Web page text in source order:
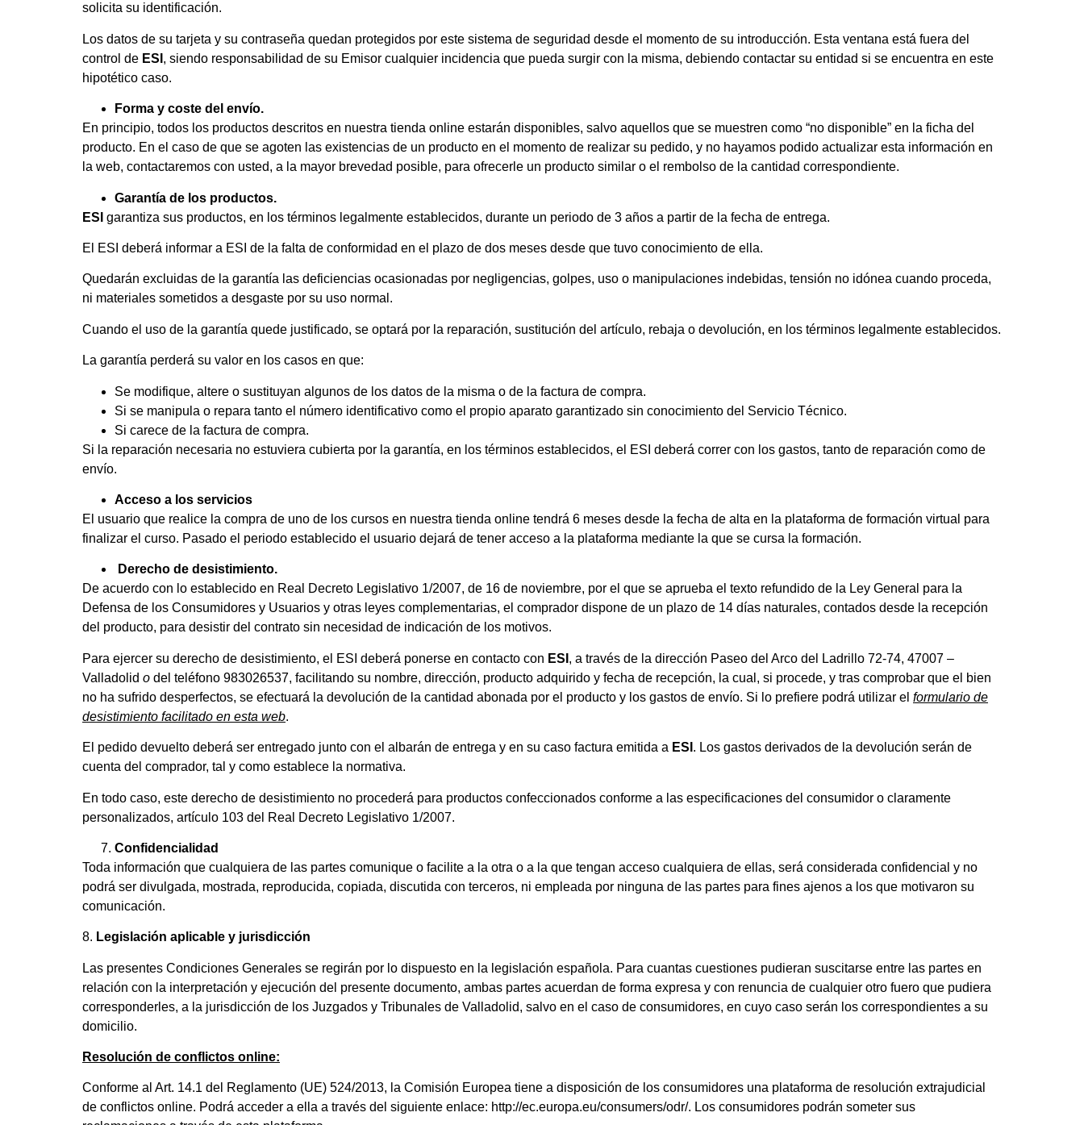
solicita su identificación.
Los datos de su tarjeta y su contraseña quedan protegidos por este sistema de seguridad desde el momento de su introducción. Esta ventana está fuera del
control de ESI , siendo responsabilidad de su Emisor cualquier incidencia que pueda surgir con la misma, debiendo contactar su entidad si se encuentra en este
hipotético caso.
Forma y coste del envío.
En principio, todos los productos descritos en nuestra tienda online estarán disponibles, salvo aquellos que se muestren como “no disponible” en la ficha del
producto. En el caso de que se agoten las existencias de un producto en el momento de realizar su pedido, y no hayamos podido actualizar esta información en
la web, contactaremos con usted, a la mayor brevedad posible, para ofrecerle un producto similar o el rembolso de la cantidad correspondiente.
Garantía de los productos.
ESI garantiza sus productos, en los términos legalmente establecidos, durante un periodo de 3 años a partir de la fecha de entrega.
El ESI deberá informar a ESI de la falta de conformidad en el plazo de dos meses desde que tuvo conocimiento de ella.
Quedarán excluidas de la garantía las deficiencias ocasionadas por negligencias, golpes, uso o manipulaciones indebidas, tensión no idónea cuando proceda,
ni materiales sometidos a desgaste por su uso normal.
Cuando el uso de la garantía quede justificado, se optará por la reparación, sustitución del artículo, rebaja o devolución, en los términos legalmente establecidos.
La garantía perderá su valor en los casos en que:
Se modifique, altere o sustituyan algunos de los datos de la misma o de la factura de compra.
Si se manipula o repara tanto el número identificativo como el propio aparato garantizado sin conocimiento del Servicio Técnico.
Si carece de la factura de compra.
Si la reparación necesaria no estuviera cubierta por la garantía, en los términos establecidos, el ESI deberá correr con los gastos, tanto de reparación como de
envío.
Acceso a los servicios
El usuario que realice la compra de uno de los cursos en nuestra tienda online tendrá 6 meses desde la fecha de alta en la plataforma de formación virtual para
finalizar el curso. Pasado el periodo establecido el usuario dejará de tener acceso a la plataforma mediante la que se cursa la formación.
Derecho de desistimiento.
De acuerdo con lo establecido en Real Decreto Legislativo 1/2007, de 16 de noviembre, por el que se aprueba el texto refundido de la Ley General para la
Defensa de los Consumidores y Usuarios y otras leyes complementarias, el comprador dispone de un plazo de 14 días naturales, contados desde la recepción
del producto, para desistir del contrato sin necesidad de indicación de los motivos.
Para ejercer su derecho de desistimiento, el ESI deberá ponerse en contacto con ESI , a través de la dirección Paseo del Arco del Ladrillo 72-74, 47007 –
Valladolid o del teléfono 983026537, facilitando su nombre, dirección, producto adquirido y fecha de recepción, la cual, si procede, y tras comprobar que el bien
no ha sufrido desperfectos, se efectuará la devolución de la cantidad abonada por el producto y los gastos de envío. Si lo prefiere podrá utilizar el formulario de
desistimiento facilitado en esta web.
El pedido devuelto deberá ser entregado junto con el albarán de entrega y en su caso factura emitida a ESI . Los gastos derivados de la devolución serán de
cuenta del comprador, tal y como establece la normativa.
En todo caso, este derecho de desistimiento no procederá para productos confeccionados conforme a las especificaciones del consumidor o claramente
personalizados, artículo 103 del Real Decreto Legislativo 1/2007.
Confidencialidad
Toda información que cualquiera de las partes comunique o facilite a la otra o a la que tengan acceso cualquiera de ellas, será considerada confidencial y no
podrá ser divulgada, mostrada, reproducida, copiada, discutida con terceros, ni empleada por ninguna de las partes para fines ajenos a los que motivaron su
comunicación.
8. Legislación aplicable y jurisdicción
Las presentes Condiciones Generales se regirán por lo dispuesto en la legislación española. Para cuantas cuestiones pudieran suscitarse entre las partes en
relación con la interpretación y ejecución del presente documento, ambas partes acuerdan de forma expresa y con renuncia de cualquier otro fuero que pudiera
corresponderles, a la jurisdicción de los Juzgados y Tribunales de Valladolid, salvo en el caso de consumidores, en cuyo caso serán los correspondientes a su
domicilio.
Resolución de conflictos online:
Conforme al Art. 14.1 del Reglamento (UE) 524/2013, la Comisión Europea tiene a disposición de los consumidores una plataforma de resolución extrajudicial
de conflictos online. Podrá acceder a ella a través del siguiente enlace: http://ec.europa.eu/consumers/odr/. Los consumidores podrán someter sus